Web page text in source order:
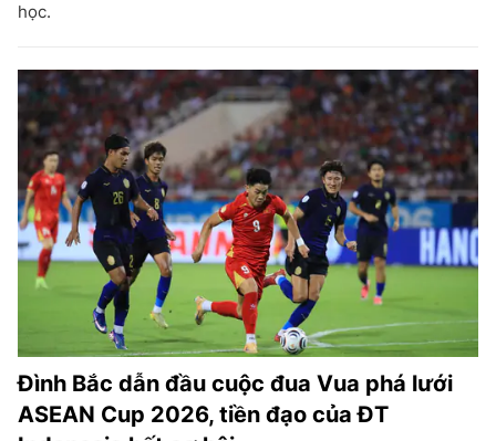
học.
Đình Bắc dẫn đầu cuộc đua Vua phá lưới
ASEAN Cup 2026, tiền đạo của ĐT